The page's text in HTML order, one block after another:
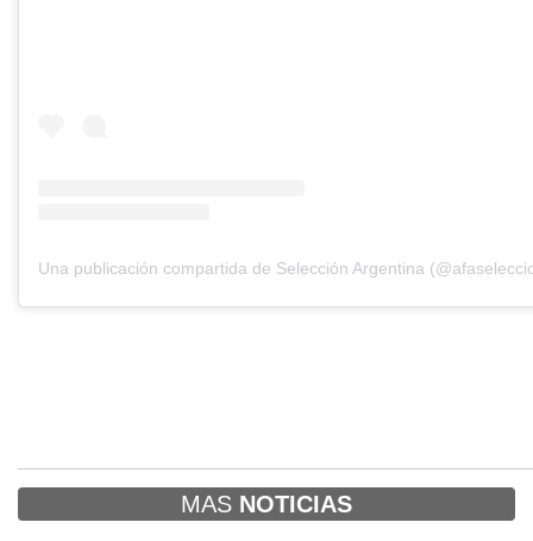
Una publicación compartida de Selección Argentina
MAS NOTICIAS